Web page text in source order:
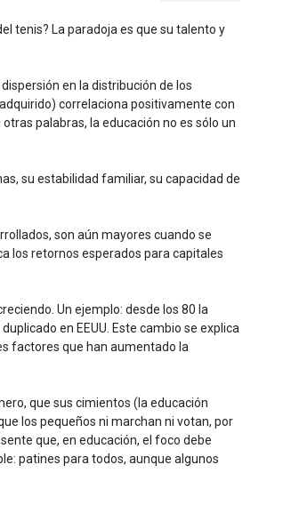
tenis? La paradoja es que su talento y
en la distribución de los
correlaciona positivamente con
palabras, la educación no es sólo un
su estabilidad familiar, su capacidad de
son aún mayores cuando se
los retornos esperados para capitales
Un ejemplo: desde los 80 la
en EEUU. Este cambio se explica
factores que han aumentado la
que sus cimientos (la educación
los pequeños ni marchan ni votan, por
que, en educación, el foco debe
patines para todos, aunque algunos